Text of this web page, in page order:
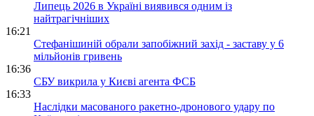
Липець 2026 в Україні виявився одним із
найтрагічніших
16:21
Стефанішиній обрали запобіжний захід - заставу у 6
мільйонів гривень
16:36
СБУ викрила у Києві агента ФСБ
16:33
Наслідки масованого ракетно-дронового удару по